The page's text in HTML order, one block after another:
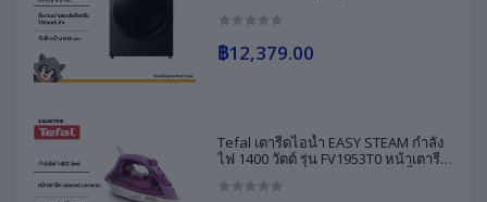
ปี
฿12,379.00
Tefal เตารีดไอน้ำ EASY STEAM กำลัง
ไฟ 1400 วัตต์ รุ่น FV1953T0 หน้าเตารีด
มล. ประกัน 2 ปี ส่งฟรีทั่วไทย